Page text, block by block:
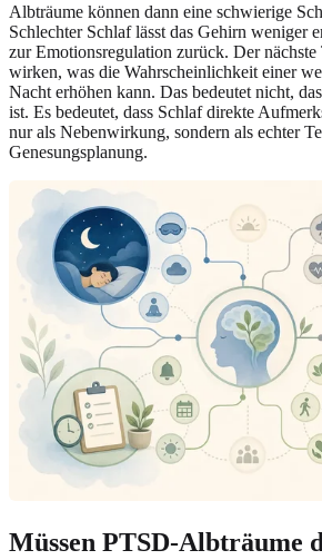
Albträume können dann eine schwierige
Schlechter Schlaf lässt das Gehirn weniger
zur Emotionsregulation zurück. Der
wirken, was die Wahrscheinlichkeit einer
Nacht erhöhen kann. Das bedeutet nicht,
ist. Es bedeutet, dass Schlaf direkte
nur als Nebenwirkung, sondern als echter
Genesungsplanung.
Müssen PTSD-Albträume